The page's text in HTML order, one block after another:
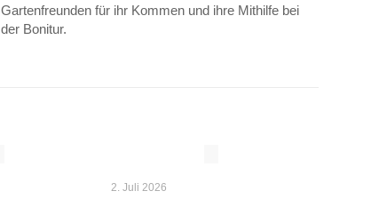
Gartenfreunden für ihr Kommen und ihre Mithilfe bei
der Bonitur.
2. Juli 2026